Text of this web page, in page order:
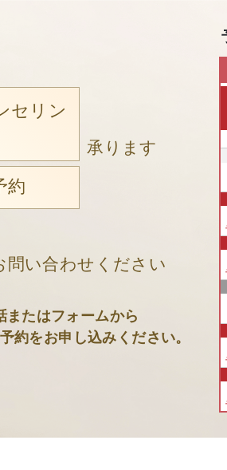
セリン
約
承ります
問い合わせください
またはフォームから
約をお申し込みください。